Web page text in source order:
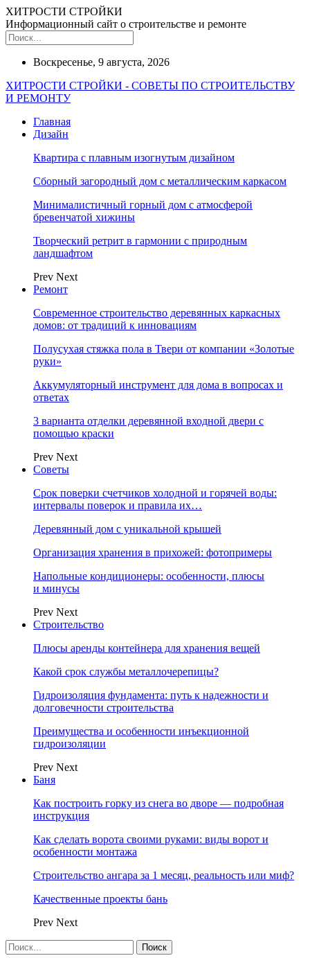
ХИТРОСТИ СТРОЙКИ
Информационный сайт о строительстве и ремонте
Воскресенье, 9 августа, 2026
ХИТРОСТИ СТРОЙКИ - СОВЕТЫ ПО СТРОИТЕЛЬСТВУ
И РЕМОНТУ
Главная
Дизайн
Квартира с плавным изогнутым дизайном
Сборный загородный дом с металлическим каркасом
Минималистичный горный дом с атмосферой
бревенчатой хижины
Творческий ретрит в гармонии с природным
ландшафтом
Prev Next
Ремонт
Современное строительство деревянных каркасных
домов: от традиций к инновациям
Полусухая стяжка пола в Твери от компании «Золотые
руки»
Аккумуляторный инструмент для дома в вопросах и
ответах
3 варианта отделки деревянной входной двери с
помощью краски
Prev Next
Советы
Срок поверки счетчиков холодной и горячей воды:
интервалы поверок и правила их…
Деревянный дом с уникальной крышей
Организация хранения в прихожей: фотопримеры
Напольные кондиционеры: особенности, плюсы
и минусы
Prev Next
Строительство
Плюсы аренды контейнера для хранения вещей
Какой срок службы металлочерепицы?
Гидроизоляция фундамента: путь к надежности и
долговечности строительства
Преимущества и особенности инъекционной
гидроизоляции
Prev Next
Баня
Как построить горку из снега во дворе — подробная
инструкция
Как сделать ворота своими руками: виды ворот и
особенности монтажа
Строительство ангара за 1 месяц, реальность или миф?
Качественные проекты бань
Prev Next